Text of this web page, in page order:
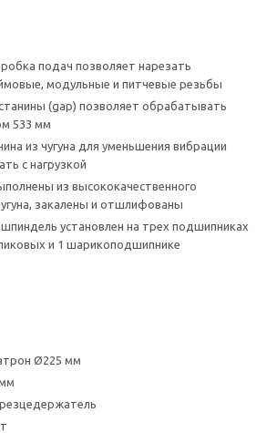
подач позволяет нарезать
модульные и питчевые резьбы
(gap) позволяет обрабатывать
533 мм
из чугуна для уменьшения вибрации
с нагрузкой
из высококачественного
закалены и отшлифованы
установлен на трех подшипниках
и 1 шарикоподшипнике
Ø225 мм